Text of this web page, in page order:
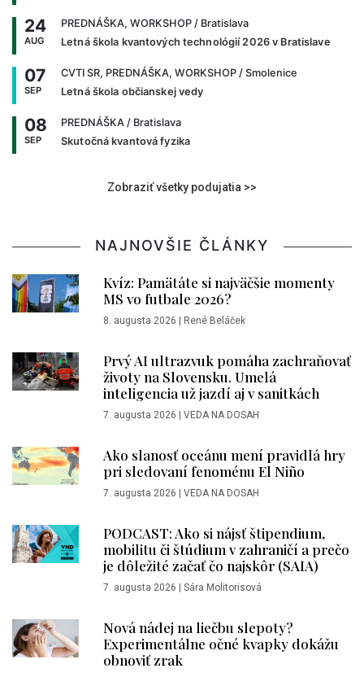
24
AUG
PREDNÁŠKA, WORKSHOP / Bratislava
Letná škola kvantových technológií 2026 v Bratislave
07
SEP
CVTI SR, PREDNÁŠKA, WORKSHOP / Smolenice
Letná škola občianskej vedy
08
SEP
PREDNÁŠKA / Bratislava
Skutočná kvantová fyzika
Zobraziť všetky podujatia >>
NAJNOVŠIE ČLÁNKY
Kvíz: Pamätáte si najväčšie momenty
MS vo futbale 2026?
8. augusta 2026 René Beláček
Prvý AI ultrazvuk pomáha zachraňovať
životy na Slovensku. Umelá
inteligencia už jazdí aj v sanitkách
7. augusta 2026 VEDA NA DOSAH
Ako slanosť oceánu mení pravidlá hry
pri sledovaní fenoménu El Niño
7. augusta 2026 VEDA NA DOSAH
PODCAST: Ako si nájsť štipendium,
mobilitu či štúdium v zahraničí a prečo
je dôležité začať čo najskôr (SAIA)
7. augusta 2026 Sára Molitorisová
Nová nádej na liečbu slepoty?
Experimentálne očné kvapky dokážu
obnoviť zrak